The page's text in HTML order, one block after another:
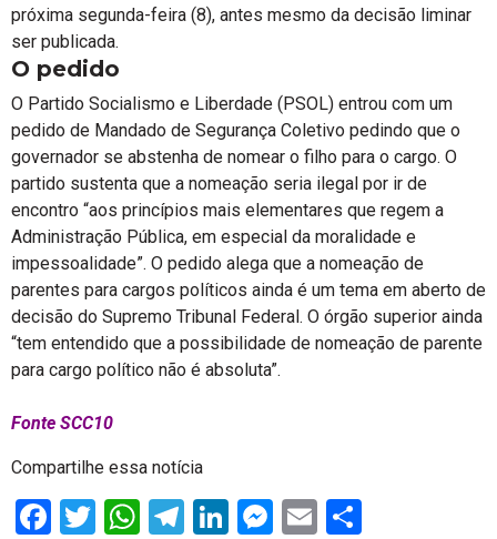
próxima segunda-feira (8), antes mesmo da decisão liminar
ser publicada.
O pedido
O Partido Socialismo e Liberdade (PSOL) entrou com um
pedido de Mandado de Segurança Coletivo pedindo que o
governador se abstenha de nomear o filho para o cargo. O
partido sustenta que a nomeação seria ilegal por ir de
encontro “aos princípios mais elementares que regem a
Administração Pública, em especial da moralidade e
impessoalidade”. O pedido alega que a nomeação de
parentes para cargos políticos ainda é um tema em aberto de
decisão do Supremo Tribunal Federal. O órgão superior ainda
“tem entendido que a possibilidade de nomeação de parente
para cargo político não é absoluta”.
Fonte SCC10
Compartilhe essa notícia
Facebook
Twitter
WhatsApp
Telegram
LinkedIn
Messenger
Email